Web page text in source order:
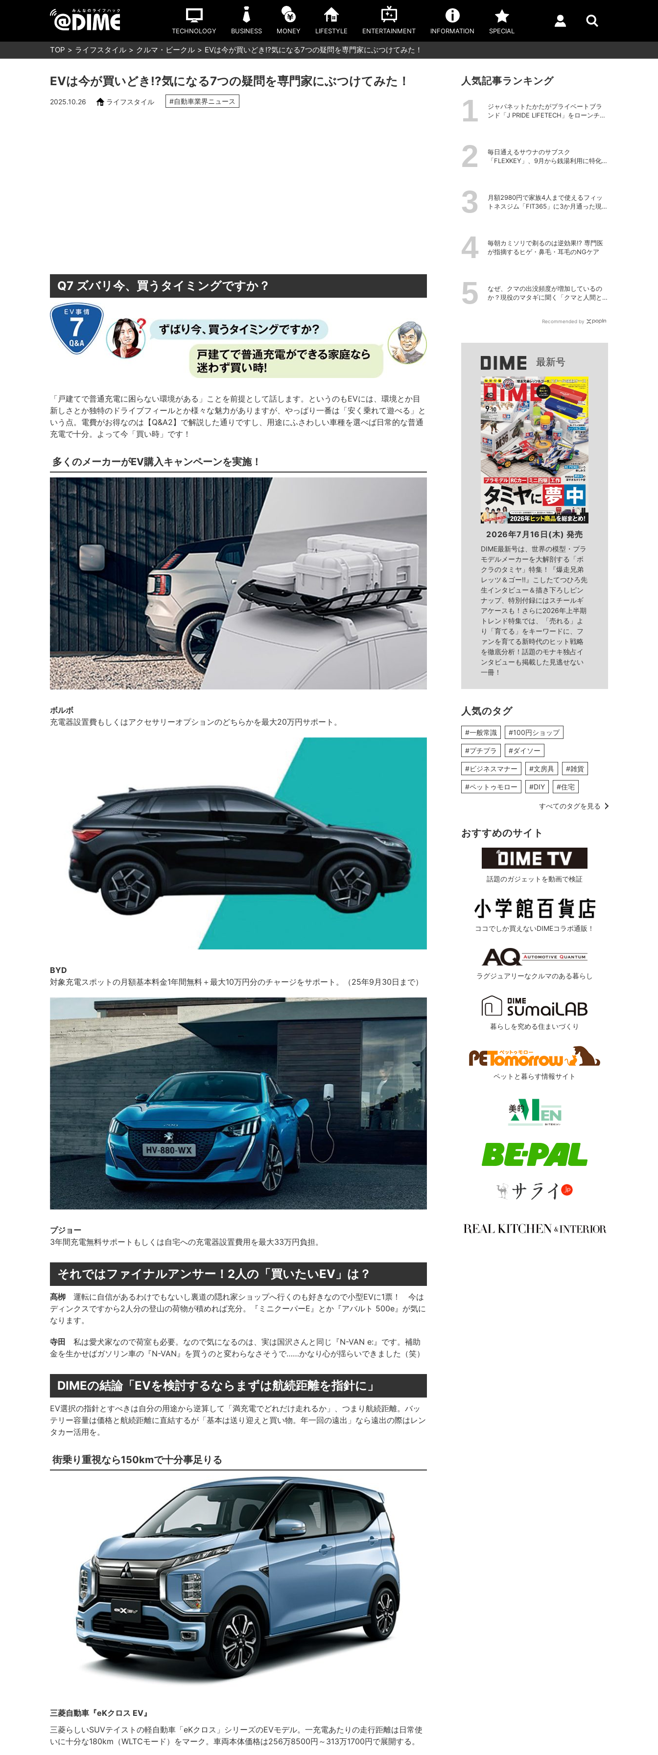
TECHNOLOGY BUSINESS MONEY LIFESTYLE ENTERTAINMENT INFORMATION SPECIAL
TOP ライフスタイル クルマ・ビークル EVは今が買いどき!?気になる7つの疑問を専門家にぶつけてみた！
EVは今が買いどき!?気になる7つの疑問を専門家にぶつけてみた！
2025.10.26 ライフスタイル #自動車業界ニュース
Q7 ズバリ今、買うタイミングですか？
「戸建てで普通充電に困らない環境がある」ことを前提として話します。というのもEVには、環境とか目
新しさとか独特のドライブフィールとか様々な魅力がありますが、やっぱり一番は「安く乗れて遊べる」と
いう点。電費がお得なのは【Q&A2】で解説した通りですし、用途にふさわしい車種を選べば日常的な普通
充電で十分。よって今「買い時」です！
多くのメーカーがEV購入キャンペーンを実施！
ボルボ
充電器設置費もしくはアクセサリーオプションのどちらかを最大20万円サポート。
BYD
対象充電スポットの月額基本料金1年間無料＋最大10万円分のチャージをサポート。（25年9月30日まで）
プジョー
3年間充電無料サポートもしくは自宅への充電器設置費用を最大33万円負担。
それではファイナルアンサー！2人の「買いたいEV」は？
髙栁 運転に自信があるわけでもないし裏道の隠れ家ショップへ行くのも好きなので小型EVに1票！ 今は
ディンクスですから2人分の登山の荷物が積めれば充分。『ミニクーパーE』とか『アバルト 500e』が気に
なります。
寺田
私は愛犬家なので荷室も必要。なので気になるのは、実は国沢さんと同じ『N-VAN e:』です。補助
金を生かせばガソリン車の『N-VAN』を買うのと変わらなさそうで……かなり心が揺らいできました（笑）
DIMEの結論「EVを検討するならまずは航続距離を指針に」
EV選択の指針とすべきは自分の用途から逆算して「満充電でどれだけ走れるか」、つまり航続距離。バッ
テリー容量は価格と航続距離に直結するが「基本は送り迎えと買い物。年一回の遠出」なら遠出の際はレン
タカー活用を。
街乗り重視なら150kmで十分事足りる
三菱自動車『eKクロス EV』
三菱らしいSUVテイストの軽自動車「eKクロス」シリーズのEVモデル。一充電あたりの走行距離は日常使
いに十分な180km（WLTCモード）をマーク。車両本体価格は256万8500円～313万1700円で展開する。
人気記事ランキング
ジャパネットたかたがプライベートブラ
ンド「J PRIDE LIFETECH」をローンチ、
毎日通えるサウナのサブスク
「FLEXKEY」、9月から銭湯利用に特化し
月額2980円で家族4人まで使えるフィッ
トネスジム「FIT365」に3か月通った現在
毎朝カミソリで剃るのは逆効果!? 専門医
が指摘するヒゲ・鼻毛・耳毛のNGケア
なぜ、クマの出没頻度が増加しているの
か？現役のマタギに聞く「クマと人間と
Recommended by
最新号
2026年7月16日(木) 発売
DIME最新号は、世界の模型・プラ
モデルメーカーを大解剖する「ボ
クラのタミヤ」特集！『爆走兄弟
レッツ＆ゴー!!』こしたてつひろ先
生インタビュー＆描き下ろしピン
ナップ、特別付録にはスチールギ
アケースも！さらに2026年上半期
トレンド特集では、「売れる」よ
り「育てる」をキーワードに、フ
ァンを育てる新時代のヒット戦略
を徹底分析！話題のモナキ独占イ
ンタビューも掲載した見逃せない
一冊！
人気のタグ
#一般常識 #100円ショップ
#プチプラ #ダイソー
#ビジネスマナー #文房具 #雑貨
#ペットゥモロー #DIY #住宅
すべてのタグを見る
おすすめのサイト
話題のガジェットを動画で検証
ココでしか買えないDIMEコラボ通販！
ラグジュアリーなクルマのある暮らし
暮らしを究める住まいづくり
ペットと暮らす情報サイト